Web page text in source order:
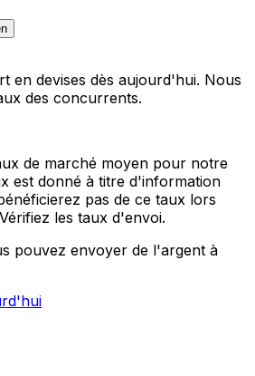
en devises dès aujourd'hui. Nous
des concurrents.
de marché moyen pour notre
est donné à titre d'information
pas de ce taux lors
Vérifiez les taux d'envoi.
pouvez envoyer de l'argent à